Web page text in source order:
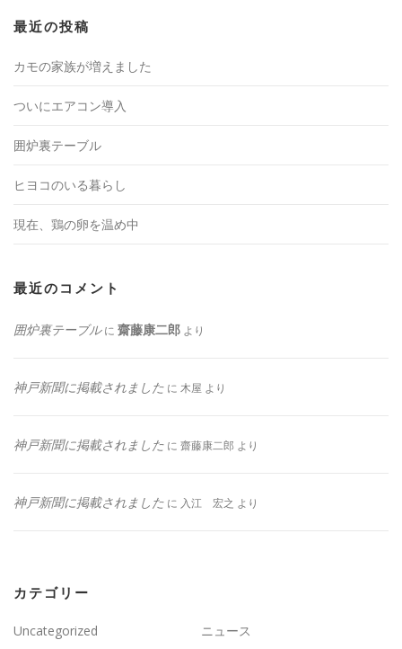
最近の投稿
カモの家族が増えました
ついにエアコン導入
囲炉裏テーブル
ヒヨコのいる暮らし
現在、鶏の卵を温め中
最近のコメント
囲炉裏テーブルに 齋藤康二郎 より
神戸新聞に掲載されました に 木屋 より
神戸新聞に掲載されました に 齋藤康二郎 より
神戸新聞に掲載されました に 入江 宏之 より
カテゴリー
Uncategorized ニュース